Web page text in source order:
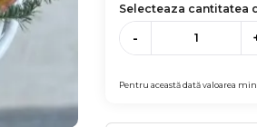
Selecteaza cantitatea
-
Pentru această dată valoarea